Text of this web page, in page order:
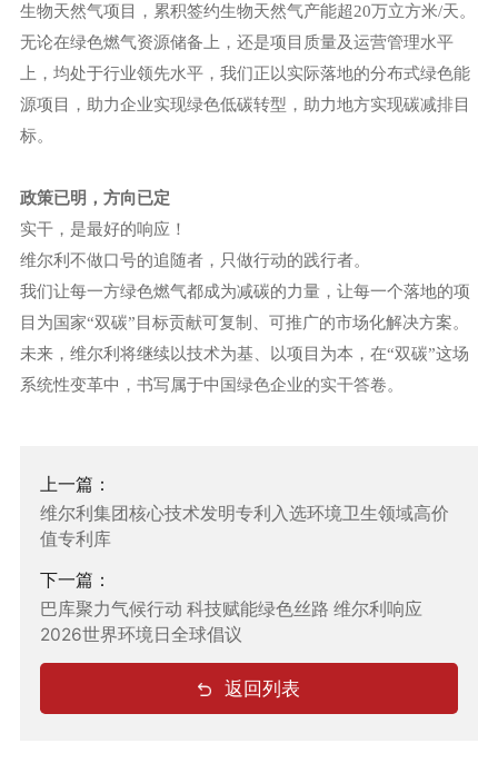
生物天然气项目，累积签约生物天然气产能超20万立方米/天。
无论在绿色燃气资源储备上，还是项目质量及运营管理水平
上，均处于行业领先水平，我们正以实际落地的分布式绿色能
源项目，助力企业实现绿色低碳转型，助力地方实现碳减排目
标。
政策已明，方向已定
实干，是最好的响应！
维尔利不做口号的追随者，只做行动的践行者。
我们让每一方绿色燃气都成为减碳的力量，让每一个落地的项
目为国家“双碳”目标贡献可复制、可推广的市场化解决方案。
未来，维尔利将继续以技术为基、以项目为本，在“双碳”这场
系统性变革中，书写属于中国绿色企业的实干答卷。
上一篇：
维尔利集团核心技术发明专利入选环境卫生领域高价
值专利库
下一篇：
巴库聚力气候行动 科技赋能绿色丝路 维尔利响应
2026世界环境日全球倡议
返回列表